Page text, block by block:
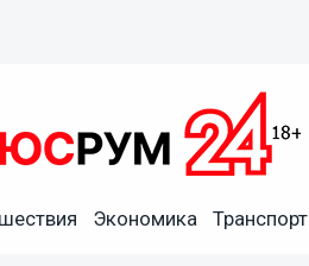
Экономика Транспорт